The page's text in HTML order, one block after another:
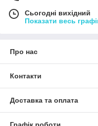
Сьогодні вихідний
Показати весь
Про нас
Контакти
Доставка та оплата